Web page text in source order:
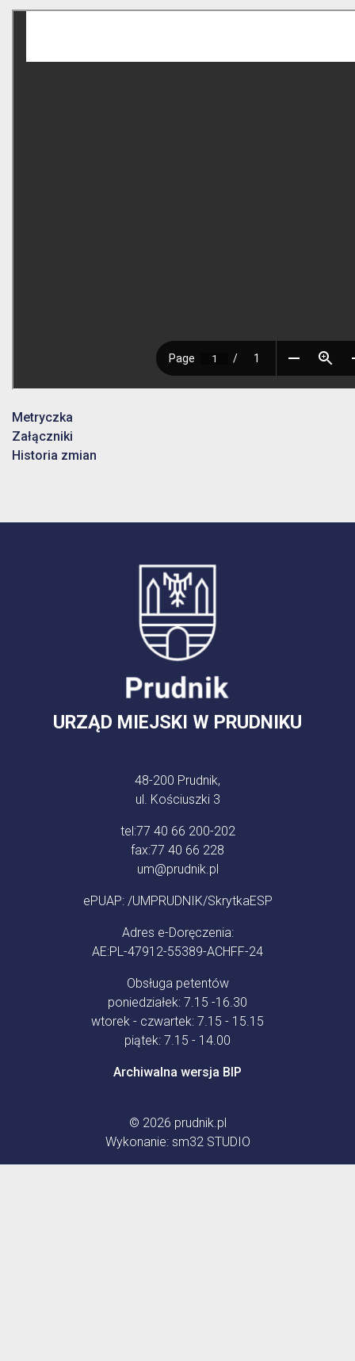
Metryczka
Załączniki
Historia zmian
URZĄD MIEJSKI W PRUDNIKU
48-200 Prudnik,
ul. Kościuszki 3
tel:77 40 66 200-202
fax:77 40 66 228
um@prudnik.pl
ePUAP: /UMPRUDNIK/SkrytkaESP
Adres e-Doręczenia:
AE:PL-47912-55389-ACHFF-24
Obsługa petentów
poniedziałek: 7.15 -16.30
wtorek - czwartek: 7.15 - 15.15
piątek: 7.15 - 14.00
Archiwalna wersja BIP
© 2026 prudnik.pl
Wykonanie: sm32 STUDIO